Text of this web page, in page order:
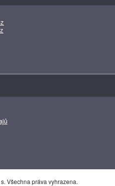
Všechna práva vyhrazena.